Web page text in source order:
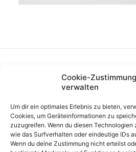
Cookie-Zustimmung
verwalten
Um dir ein optimales Erlebnis zu bieten,
Cookies, um Geräteinformationen zu
zuzugreifen. Wenn du diesen
wie das Surfverhalten oder eindeutige IDs
Wenn du deine Zustimmung nicht erteilst